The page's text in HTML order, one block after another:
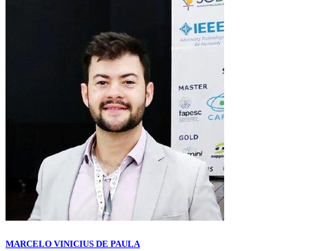
MARCELO VINICIUS DE PAULA